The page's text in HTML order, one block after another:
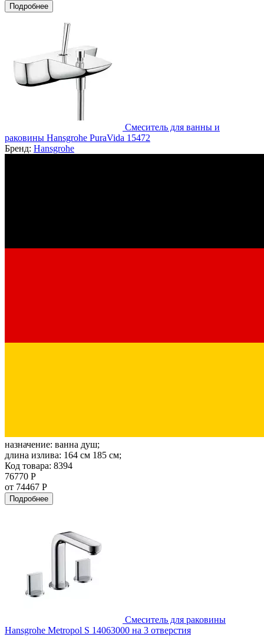
Подробнее
Смеситель для ванны и
раковины Hansgrohe PuraVida 15472
Бренд: Hansgrohe
назначение: ванна душ;
длина излива: 164 см 185 см;
Код товара: 8394
76770 Р
от 74467 Р
Подробнее
Смеситель для раковины
Hansgrohe Metropol S 14063000 на 3 отверстия